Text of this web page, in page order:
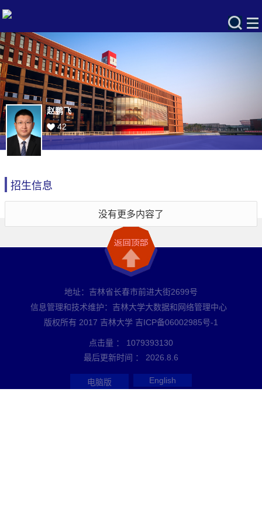
赵鹏飞
42
招生信息
没有更多内容了
地址：吉林省长春市前进大街2699号
信息管理和技术维护：吉林大学大数据和网络管理中心
版权所有 2017 吉林大学 吉ICP备06002985号-1
点击量 ： 1079393130
最后更新时间 ： 2026 8 6
电脑版 English